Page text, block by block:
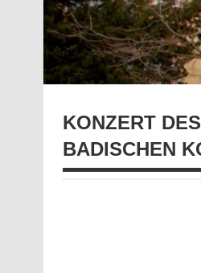
KONZERT
ADISCHEN